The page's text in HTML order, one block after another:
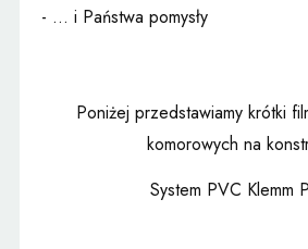
- ... i Państwa pomysły
Poniżej przedstawiamy krótki
komorowych na
System PVC Klemm